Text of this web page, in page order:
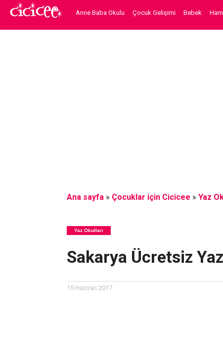
Anne Baba Okulu Çocuk Gelişimi Bebek
Ana sayfa» Çocuklar için Cicicee » Yaz
Yaz Okulları
Sakarya Ücretsiz
15 Haziran 2017